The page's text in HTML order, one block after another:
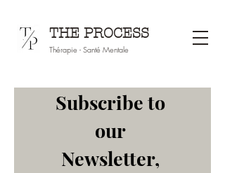
THE PROCESS
Thérapie - Santé Mentale
Subscribe to
our